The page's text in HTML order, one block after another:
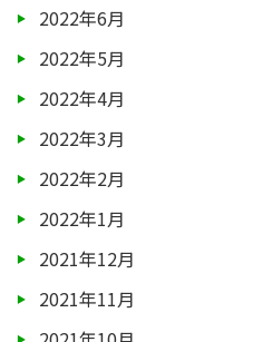
2022年6月
2022年5月
2022年4月
2022年3月
2022年2月
2022年1月
2021年12月
2021年11月